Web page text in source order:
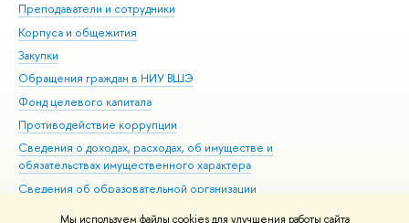
Мы используем файлы cookies для улучшения работы сайта
Преподаватели и сотрудники
Корпуса и общежития
Закупки
Обращения граждан в НИУ ВШЭ
Фонд целевого капитала
Противодействие коррупции
Сведения о доходах, расходах, об имуществе и
обязательствах имущественного характера
Сведения об образовательной организации
Людям с ограниченными возможностями здоровья